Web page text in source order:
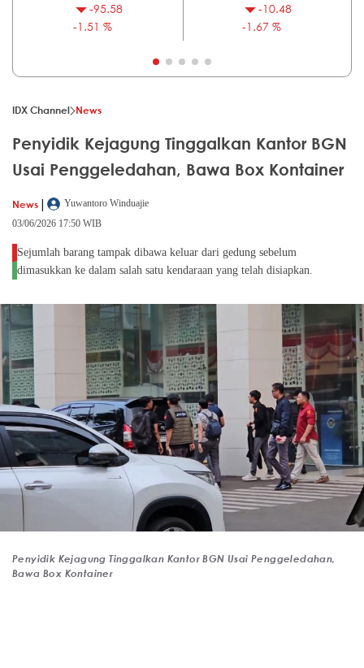
-95.58
-1.51 %
-10.48
-1.67 %
IDX Channel News
Penyidik Kejagung Tinggalkan Kantor BGN
Usai Penggeledahan, Bawa Box Kontainer
News |
Yuwantoro Winduajie
03/06/2026 17:50 WIB
Sejumlah barang tampak dibawa keluar dari gedung sebelum
dimasukkan ke dalam salah satu kendaraan yang telah disiapkan.
Penyidik Kejagung Tinggalkan Kantor BGN Usai Penggeledahan,
Bawa Box Kontainer